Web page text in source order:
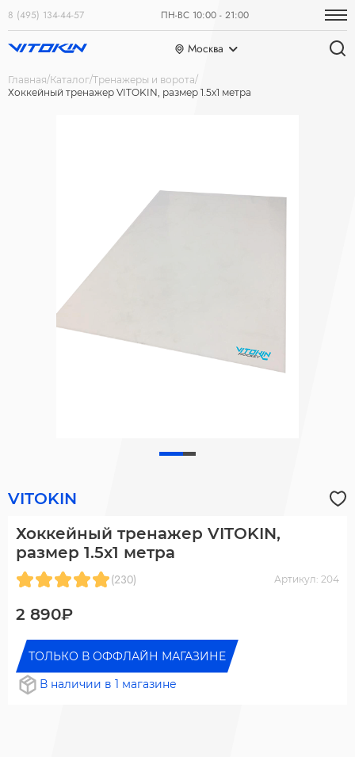
8 (495) 134-44-57 ПН-ВС 10:00 - 21:00
Москва
Главная Каталог Тренажеры и ворота
Хоккейный тренажер VITOKIN, размер 1.5х1 метра
VITOKIN
Хоккейный тренажер VITOKIN,
размер 1.5х1 метра
(230) Артикул: 204
2 890₽
ТОЛЬКО В ОФФЛАЙН МАГАЗИНЕ
В наличии в 1 магазине